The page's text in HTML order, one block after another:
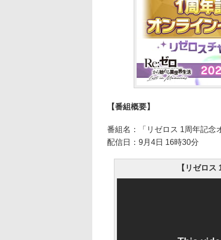
【番組概要】
番組名：「リゼロス 1周年記念
配信日：9月4日 16時30分
【リゼロ